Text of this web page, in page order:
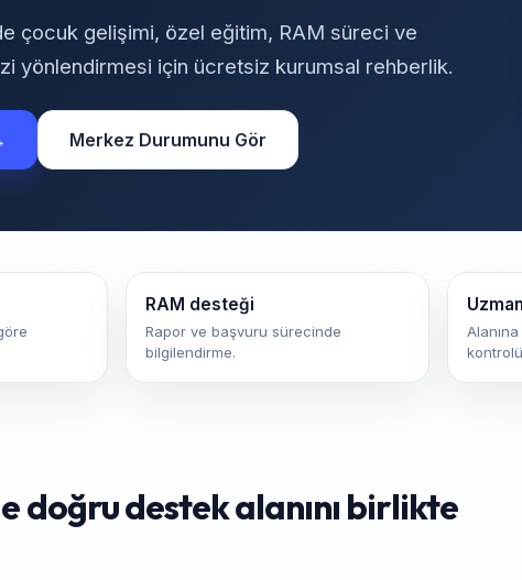
çocuk gelişimi, özel eğitim, RAM süreci ve
yönlendirmesi için ücretsiz kurumsal rehberlik.
Merkez Durumunu Gör
RAM desteği
Rapor ve başvuru sürecinde
bilgilendirme.
doğru destek alanını birlikte